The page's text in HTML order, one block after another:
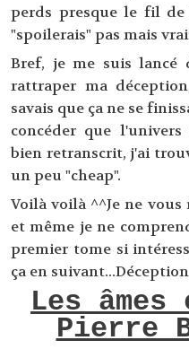
perds presque le fil
"spoilerais" pas mais
Bref, je me suis lancé
rattraper ma
savais que ça ne se
concéder que
bien retranscrit, j'ai
un peu "cheap".
Voilà voilà ^^Je ne
et même je ne
premier tome si
ça en
Les
Pierre